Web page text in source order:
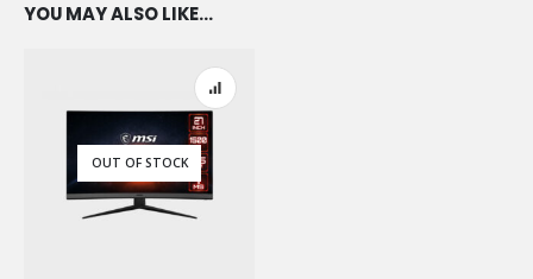
YOU MAY ALSO LIKE…
OUT OF STOCK